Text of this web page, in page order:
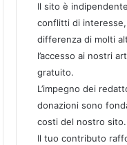
Il sito è
conflitti di
differenza di molti
l’accesso ai nostri
gratuito.
L’impegno dei
donazioni sono
costi del nostro sito.
Il tuo contributo